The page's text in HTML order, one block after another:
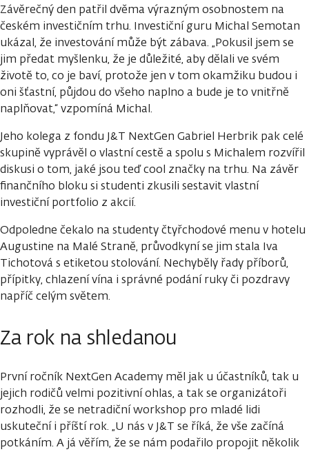
Závěrečný den patřil dvěma výrazným osobnostem na
českém investičním trhu. Investiční guru Michal Semotan
ukázal, že investování může být zábava. „Pokusil jsem se
jim předat myšlenku, že je důležité, aby dělali ve svém
životě to, co je baví, protože jen v tom okamžiku budou i
oni šťastní, půjdou do všeho naplno a bude je to vnitřně
naplňovat,“ vzpomíná Michal.
Jeho kolega z fondu J&T NextGen Gabriel Herbrik pak celé
skupině vyprávěl o vlastní cestě a spolu s Michalem rozvířil
diskusi o tom, jaké jsou teď cool značky na trhu. Na závěr
finančního bloku si studenti zkusili sestavit vlastní
investiční portfolio z akcií.
Odpoledne čekalo na studenty čtyřchodové menu v hotelu
Augustine na Malé Straně, průvodkyní se jim stala Iva
Tichotová s etiketou stolování. Nechyběly řady příborů,
přípitky, chlazení vína i správné podání ruky či pozdravy
napříč celým světem.
Za rok na shledanou
První ročník NextGen Academy měl jak u účastníků, tak u
jejich rodičů velmi pozitivní ohlas, a tak se organizátoři
rozhodli, že se netradiční workshop pro mladé lidi
uskuteční i příští rok. „U nás v J&T se říká, že vše začíná
potkáním. A já věřím, že se nám podařilo propojit několik